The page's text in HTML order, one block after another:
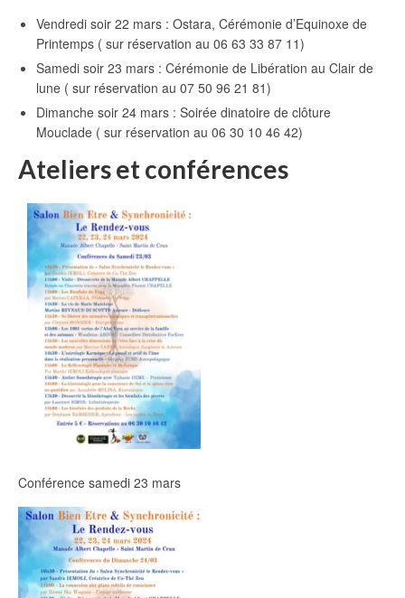
Vendredi soir 22 mars : Ostara, Cérémonie d’Equinoxe de
Printemps ( sur réservation au 06 63 33 87 11)
Samedi soir 23 mars : Cérémonie de Libération au Clair de
lune ( sur réservation au 07 50 96 21 81)
Dimanche soir 24 mars : Soirée dinatoire de clôture
Mouclade ( sur réservation au 06 30 10 46 42)
Ateliers et conférences
Conférence samedi 23 mars